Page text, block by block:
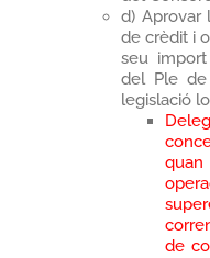
d) Aprovar
de crèdit i
seu
del Ple
legislació
de